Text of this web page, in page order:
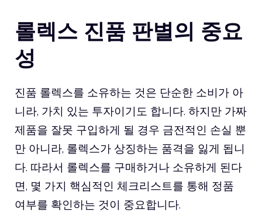
롤렉스 진품 판별의 중요
성
진품 롤렉스를 소유하는 것은 단순한 소비가 아
니라, 가치 있는 투자이기도 합니다. 하지만 가짜
제품을 잘못 구입하게 될 경우 금전적인 손실 뿐
만 아니라, 롤렉스가 상징하는 품격을 잃게 됩니
다. 따라서 롤렉스를 구매하거나 소유하게 된다
면, 몇 가지 핵심적인 체크리스트를 통해 정품
여부를 확인하는 것이 중요합니다.